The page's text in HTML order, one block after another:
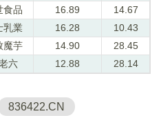
食品 16.89
14.67
乳業 16.28
10.43
魔芋 14.90
28.45
六 12.88 28.14
836422.CN